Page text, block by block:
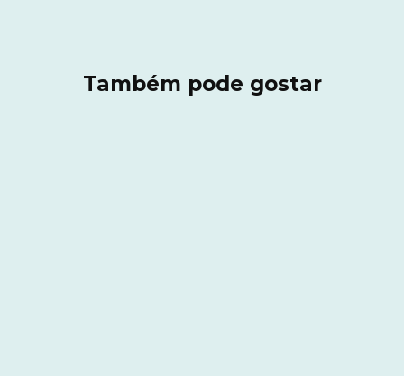
Também pode gostar